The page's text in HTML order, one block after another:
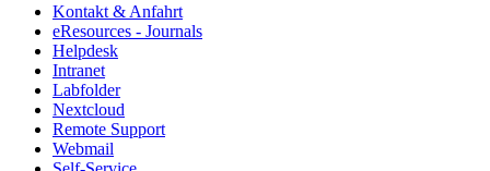
Kontakt & Anfahrt
eResources - Journals
Helpdesk
Intranet
Labfolder
Nextcloud
Remote Support
Webmail